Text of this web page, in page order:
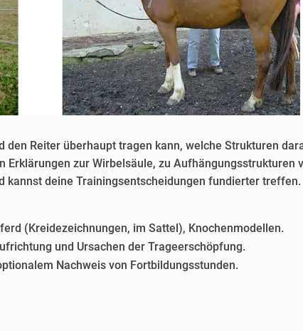
Reiter überhaupt tragen kann, welche Strukturen
zur Wirbelsäule, zu Aufhängungsstrukturen
kannst deine Trainingsentscheidungen fundierter treffen.
(Kreidezeichnungen, im Sattel), Knochenmodellen.​
und Ursachen der Trageerschöpfung.​
Nachweis von Fortbildungsstunden.